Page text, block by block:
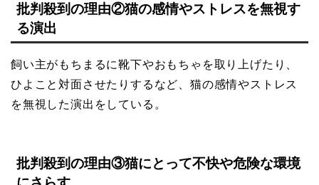
批判殺到の理由②猫の感情やストレスを無視す
る演出
飼い主がもちまるに靴下やおもちゃを取り上げたり、
ひよこと対面させたりするなど、猫の感情やストレス
を無視した演出をしている。
批判殺到の理由③猫にとって不快や危険な環境